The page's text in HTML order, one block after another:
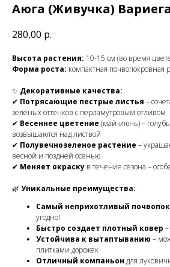
Аюга (Живучка)
280,00 р.
Высота растения: 10-15 см (во время
Форма роста: компактная почвопокровная
✨ Декоративные качества:
✔ Потрясающие пестрые листья –
зеленых оттенков с перламутровым отливом
✔ Весеннее цветение (май-июнь) –
возвышаются над листвой
✔ Полувечнозеленое растение –
весной и поздней осенью
✔ Меняет окраску в течение сезона –
🌿Уникальные преимущества:
Самый неприхотливый
угодно!
Быстро создает плотный ковер
Устойчива к вытаптыванию –
плитками дорожек
Отличный компаньон для